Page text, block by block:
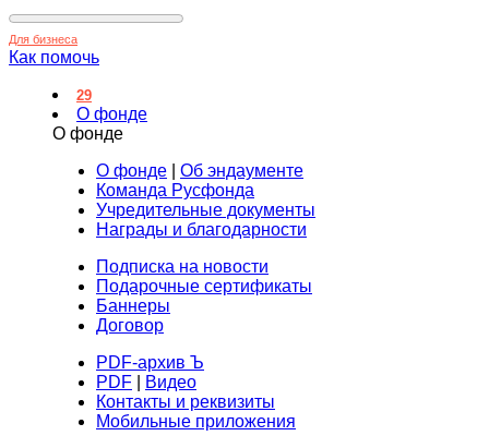
Для бизнеса
Как помочь
29
О фонде
О фонде
О фонде
Об эндаументе
Команда Русфонда
Учредительные документы
Награды и благодарности
Подписка на новости
Подарочные сертификаты
Баннеры
Договор
PDF-архив Ъ
PDF
Видео
Контакты и реквизиты
Мобильные приложения